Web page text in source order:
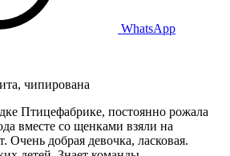
WhatsApp
чипирована
Птицефабрике, постоянно рожала
вместе со щенками взяли на
Очень добрая девочка, ласковая.